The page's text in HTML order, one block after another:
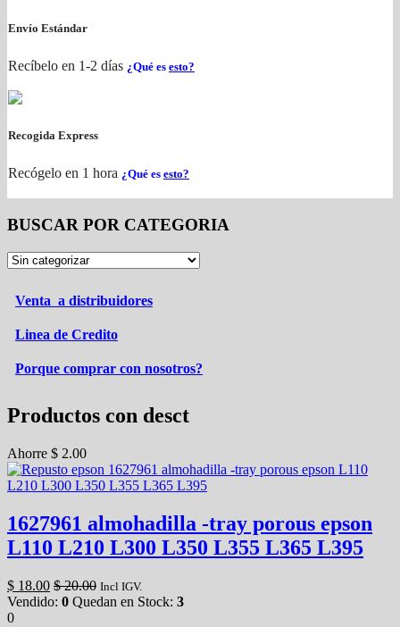
Envío Estándar
Recíbelo en 1-2 días ¿Qué es esto?
Recogida Express
Recógelo en 1 hora ¿Qué es esto?
BUSCAR POR CATEGORIA
Venta a distribuidores
Linea de Credito
Porque comprar con nosotros?
Productos con desct
Ahorre $ 2.00
1627961 almohadilla -tray porous epson
L110 L210 L300 L350 L355 L365 L395
$ 18.00 $20.00 Incl IGV.
Vendido: 0 Quedan en Stock: 3
0